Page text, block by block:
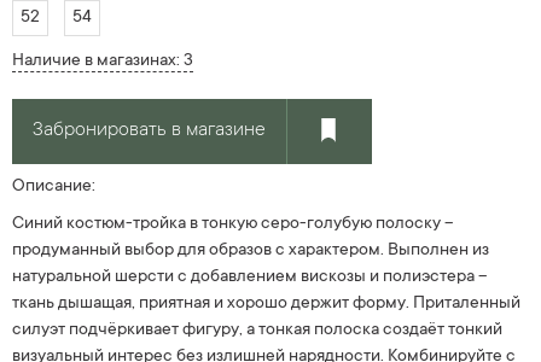
52 54
Наличие в магазинах: 3
Забронировать в магазине
Описание:
Синий костюм-тройка в тонкую серо-голубую полоску –
продуманный выбор для образов с характером. Выполнен из
натуральной шерсти с добавлением вискозы и полиэстера –
ткань дышащая, приятная и хорошо держит форму. Приталенный
силуэт подчёркивает фигуру, а тонкая полоска создаёт тонкий
визуальный интерес без излишней нарядности. Комбинируйте с